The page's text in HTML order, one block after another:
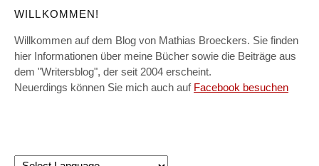
WILLKOMMEN!
Willkommen auf dem Blog von Mathias Broeckers. Sie finden
hier Informationen über meine Bücher sowie die Beiträge aus
dem "Writersblog", der seit 2004 erscheint.
Neuerdings können Sie mich auch auf Facebook besuchen